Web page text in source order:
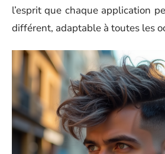
l’esprit que chaque application
différent, adaptable à toutes les